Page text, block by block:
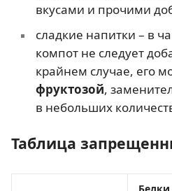
вкусами и прочими
сладкие напитки – в
компот не следует
крайнем случае, его
фруктозой,
в небольших
Таблица